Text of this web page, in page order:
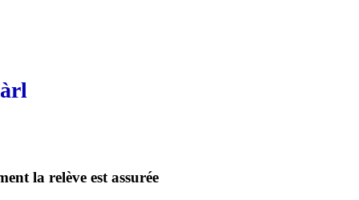
la relève est assurée